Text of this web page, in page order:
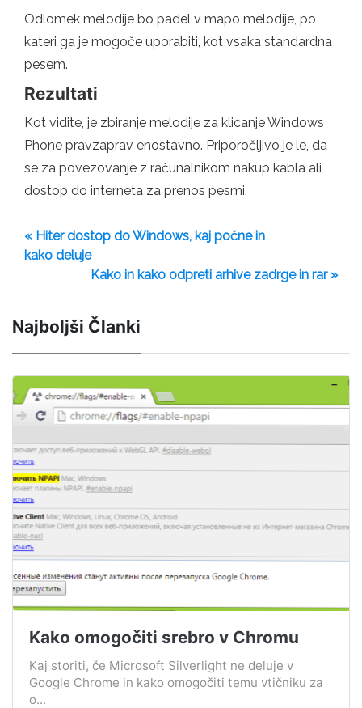
Odlomek melodije bo padel v mapo melodije, po
kateri ga je mogoče uporabiti, kot vsaka standardna
pesem.
Rezultati
Kot vidite, je zbiranje melodije za klicanje Windows
Phone pravzaprav enostavno. Priporočljivo je le, da
se za povezovanje z računalnikom nakup kabla ali
dostop do interneta za prenos pesmi.
« Hiter dostop do Windows, kaj počne in
kako deluje
Kako in kako odpreti arhive zadrge in rar »
Najboljši Članki
Kako omogočiti srebro v Chromu
Kaj storiti, če Microsoft Silverlight ne deluje v
Google Chrome in kako omogočiti temu vtičniku za
o...